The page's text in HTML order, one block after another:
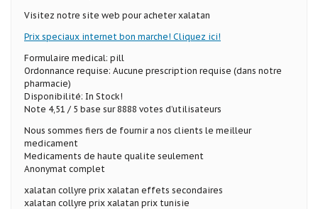
Visitez notre site web pour acheter xalatan
Prix speciaux internet bon marche! Cliquez ici!
Formulaire medical: pill
Ordonnance requise: Aucune prescription requise (dans notre
pharmacie)
Disponibilité: In Stock!
Note 4,51 / 5 base sur 8888 votes d’utilisateurs
Nous sommes fiers de fournir a nos clients le meilleur
medicament
Medicaments de haute qualite seulement
Anonymat complet
xalatan collyre prix xalatan effets secondaires
xalatan collyre prix xalatan prix tunisie